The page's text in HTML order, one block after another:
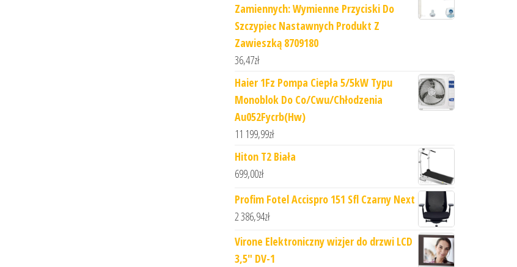
Zamiennych: Wymienne Przyciski Do
Szczypiec Nastawnych Produkt Z
Zawieszką 8709180
36,47zł
Haier 1Fz Pompa Ciepła 5/5kW Typu
Monoblok Do Co/Cwu/Chłodzenia
Au052Fycrb(Hw)
11 199,99zł
Hiton T2 Biała
699,00zł
Profim Fotel Accispro 151 Sfl Czarny Next
2 386,94zł
Virone Elektroniczny wizjer do drzwi LCD
3,5" DV-1